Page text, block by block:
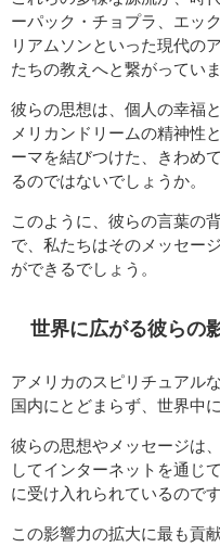
ーパック・チョプラ、エッ
リアムソンといった現代の
たちの教えへと繋がっていま
彼らの思想は、個人の幸福
メリカンドリームの精神性
ーマを結びつけた、きわめ
るのではないでしょうか。
このように、彼らの言葉の
で、私たちはそのメッセー
ができるでしょう。
世界に広がる彼らの
アメリカのスピリチュアル
国内にとどまらず、世界中
彼らの思想やメッセージは
してインターネットを通じ
に受け入れられているのです
この影響力の拡大に最も貢